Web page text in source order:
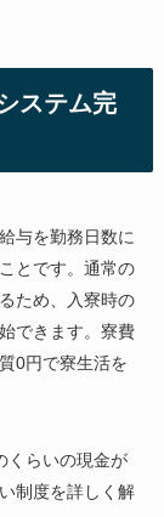
ステム完
与を勤務日数に
とです。通常の
ため、入寮時の
できます。寮費
0円で寮生活を
くらいの現金が
制度を詳しく解